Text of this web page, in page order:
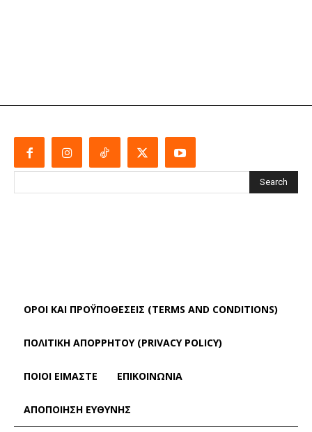
Search
ΌΡΟΙ ΚΑΙ ΠΡΟΫΠΟΘΈΣΕΙΣ (TERMS AND CONDITIONS)
ΠΟΛΙΤΙΚΗ ΑΠΟΡΡΗΤΟΥ (PRIVACY POLICY)
ΠΟΙΟΙ ΕΙΜΑΣΤΕ ΕΠΙΚΟΙΝΩΝΙΑ
ΑΠΟΠΟΊΗΣΗ ΕΥΘΎΝΗΣ